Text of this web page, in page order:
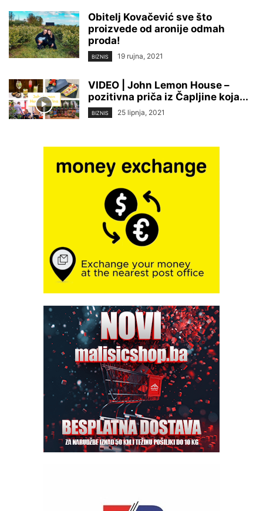
Obitelj Kovačević sve što
proizvede od aronije odmah
proda!
BIZNIS 19 rujna, 2021
VIDEO | John Lemon House –
pozitivna priča iz Čapljine koja...
BIZNIS 25 lipnja, 2021